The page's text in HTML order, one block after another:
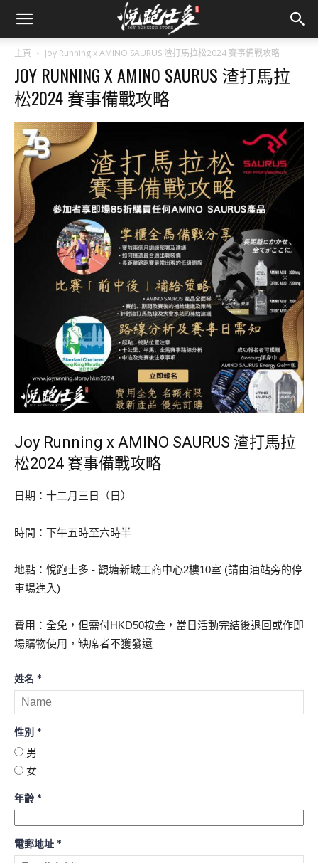
主頁 Joy Running x AMINO SAURUS 渣打馬拉松2024 賽事備戰攻略
JOY RUNNING X AMINO SAURUS 渣打馬拉
松2024 賽事備戰攻略
Joy Running x AMINO SAURUS 渣打馬拉
松2024 賽事備戰攻略
日期：十二月三日（日）
時間：下午五時至六時半
地點：悅跑士多 - 觀塘新城工商中心2樓10室 (請由油站旁的停
車場進入)
費用：全免，但需付HKD50按金，當日活動完結後退回或作即
場購物使用，缺席者不獲發還
姓名 *
性別 *
男
女
年齡 *
電郵地址 *